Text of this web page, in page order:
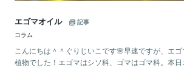
エゴマオイル
記事
コラム
こんにちは＾＾ぐりじいこです🌸早速ですが、エ
植物でした！エゴマはシソ科、ゴマはゴマ科。本日